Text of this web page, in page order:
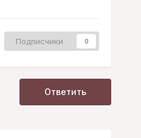
Подписчики 0
Ответить